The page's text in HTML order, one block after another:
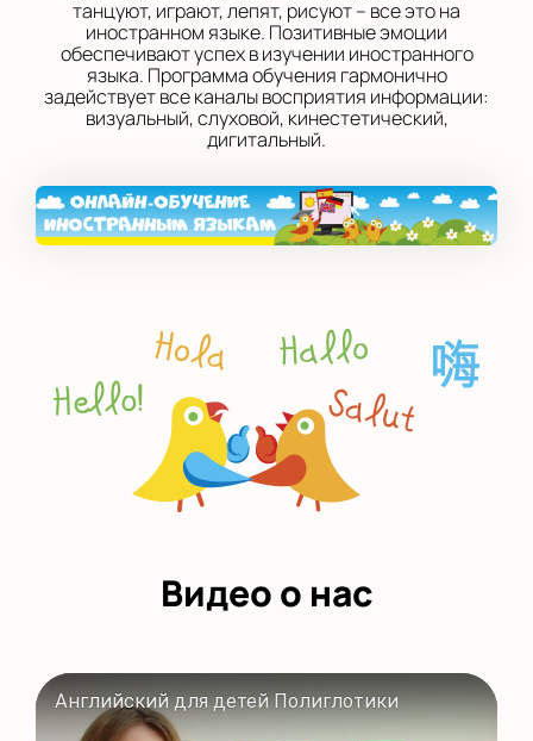
танцуют, играют, лепят, рисуют – все это на
иностранном языке. Позитивные эмоции
обеспечивают успех в изучении иностранного
языка. Программа обучения гармонично
задействует все каналы восприятия информации:
визуальный, слуховой, кинестетический,
дигитальный.
Видео о нас
Английский для детей Полиглотики